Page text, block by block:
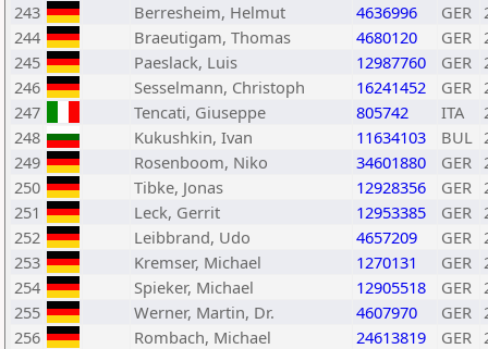
243
Berresheim, Helmut 4636996 GER
244
Braeutigam, Thomas 4680120 GER
245
Paeslack, Luis 12987760 GER
246
Sesselmann, Christoph 16241452 GER
247
Tencati, Giuseppe 805742 ITA
248
Kukushkin, Ivan 11634103 BUL
249
Rosenboom, Niko 34601880 GER
250
Tibke, Jonas 12928356 GER
251
Leck, Gerrit 12953385 GER
252
Leibbrand, Udo 4657209 GER
253
Kremser, Michael 1270131 GER
254
Spieker, Michael 12905518 GER
255
Werner, Martin, Dr. 4607970 GER
256
Rombach, Michael 24613819 GER